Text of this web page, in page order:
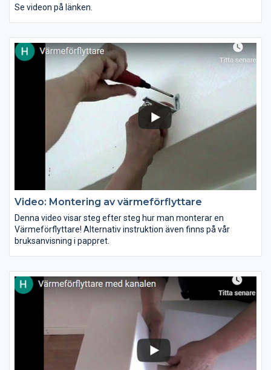
Se videon på länken.
Video: Montering av värmeförflyttare
Denna video visar steg efter steg hur man monterar en
Värmeförflyttare! Alternativ instruktion även finns på vår
bruksanvisning i pappret.